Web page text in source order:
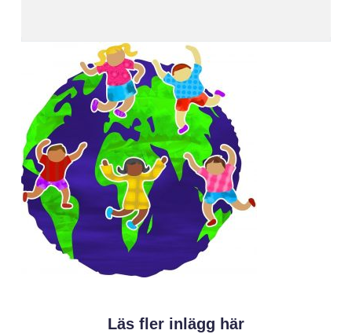
Läs fler inlägg här